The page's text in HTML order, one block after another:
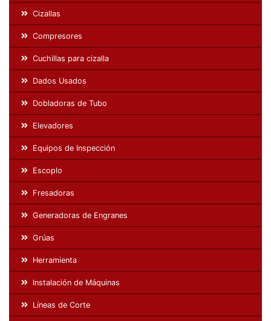
Cizallas
Compresores
Cuchillas para cizalla
Dados Usados
Dobladoras de Tubo
Elevadores
Equipos de Inspección
Escoplo
Fresadoras
Generadoras de Engranes
Grúas
Herramienta
Instalación de Máquinas
Líneas de Corte